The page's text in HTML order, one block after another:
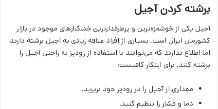
برشته کردن آجیل
آجیل یکی از خوشمزه‌ترین و پرطرفدارترین خشکبارهای موجود در بازار
کشورمان ایران است. بسیاری از افراد علاقه زیادی به آجیل برشته دارند
اما اطلاع ندارند که می‌توانند با استفاده از زودپز به راحتی آجیل را
برشته کنند. برای اینکار کافیست:
مقداری از آجیل را در زودپز خود بریزید.
دما و فشار را تنظیم کنید.